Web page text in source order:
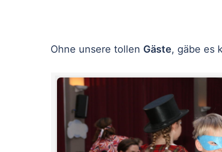
Ohne unsere tollen Gäste, gäbe es